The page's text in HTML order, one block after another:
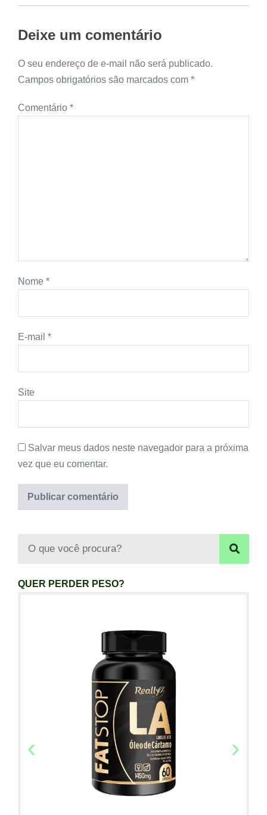
Deixe um comentário
O seu endereço de e-mail não será publicado.
Campos obrigatórios são marcados com *
Comentário *
Nome *
E-mail *
Site
Salvar meus dados neste navegador para a próxima
vez que eu comentar.
QUER PERDER PESO?